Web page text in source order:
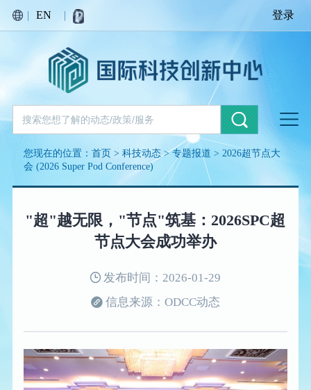
| EN | 登录
您现在的位置：首页 >科技动态>专题报道 > 2026超节点大
会 (2026 Super Pod Conference)
"超"越无限，"节点"筑基：2026SPC超
节点大会成功举办
发布时间：2026-01-29
信息来源：ODCC动态